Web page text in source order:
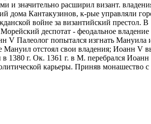
значительно расширил визант.
дома Кантакузинов, к-рые управляли
войне за византийский престол.
деспотат - феодальное
V Палеолог попытался изгнать
отстоял свои владения; Иоанн V
1380 г. Ок. 1361 г. в М. перебрался
карьеры. Приняв монашество